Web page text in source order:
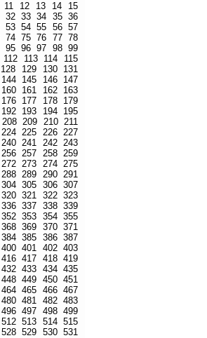
11 12 13 14
15
32 33 34 35 36
53 54 55 56 57
74 75 76 77 78
95 96 97 98 99
112 113 114
115
128 129 130
131
144 145 146
147
160 161 162
163
176 177 178
179
192 193 194
195
208 209 210 211
224 225 226 227
240 241 242 243
256 257 258 259
272 273 274 275
288 289 290 291
304 305 306 307
320 321 322 323
336 337 338 339
352 353 354 355
368 369 370 371
384 385 386 387
400 401 402 403
416 417 418 419
432 433 434 435
448 449 450 451
464 465 466 467
480 481 482 483
496 497 498 499
512 513 514 515
528 529 530 531